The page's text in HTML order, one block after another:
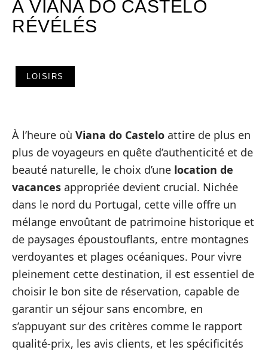
À VIANA DO CASTELO
RÉVÉLÉS
LOISIRS
À l’heure où Viana do Castelo attire de plus en
plus de voyageurs en quête d’authenticité et de
beauté naturelle, le choix d’une location de
vacances appropriée devient crucial. Nichée
dans le nord du Portugal, cette ville offre un
mélange envoûtant de patrimoine historique et
de paysages époustouflants, entre montagnes
verdoyantes et plages océaniques. Pour vivre
pleinement cette destination, il est essentiel de
choisir le bon site de réservation, capable de
garantir un séjour sans encombre, en
s’appuyant sur des critères comme le rapport
qualité-prix, les avis clients, et les spécificités